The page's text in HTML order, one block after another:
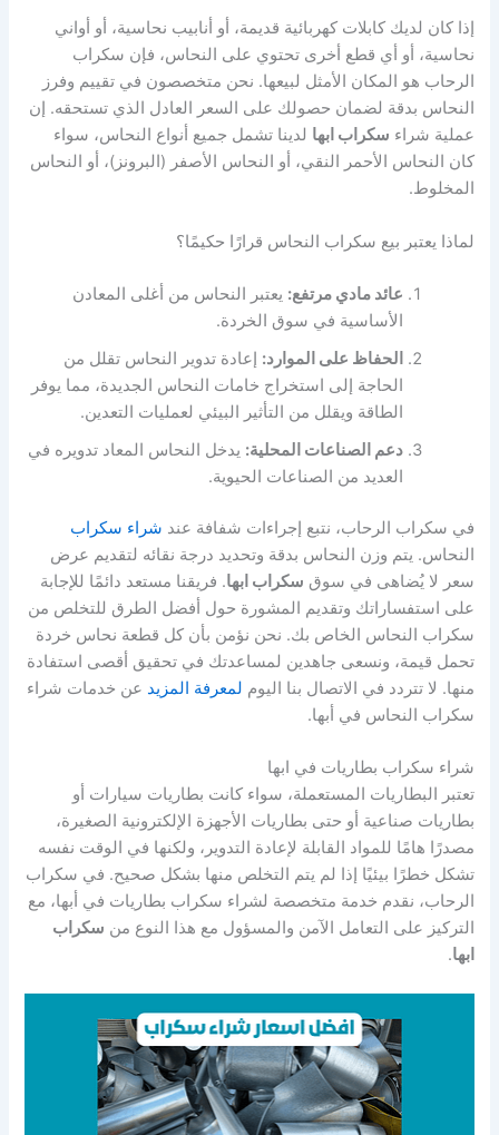
إذا كان لديك كابلات كهربائية قديمة، أو أنابيب نحاسية، أو أواني
نحاسية، أو أي قطع أخرى تحتوي على النحاس، فإن سكراب
الرحاب هو المكان الأمثل لبيعها. نحن متخصصون في تقييم وفرز
النحاس بدقة لضمان حصولك على السعر العادل الذي تستحقه. إن
عملية شراء سكراب ابها لدينا تشمل جميع أنواع النحاس، سواء
كان النحاس الأحمر النقي، أو النحاس الأصفر (البرونز)، أو النحاس
المخلوط.
لماذا يعتبر بيع سكراب النحاس قرارًا حكيمًا؟
عائد مادي مرتفع: يعتبر النحاس من أغلى المعادن
الأساسية في سوق الخردة.
الحفاظ على الموارد: إعادة تدوير النحاس تقلل من
الحاجة إلى استخراج خامات النحاس الجديدة، مما يوفر
الطاقة ويقلل من التأثير البيئي لعمليات التعدين.
دعم الصناعات المحلية: يدخل النحاس المعاد تدويره في
العديد من الصناعات الحيوية.
في سكراب الرحاب، نتبع إجراءات شفافة عند شراء سكراب
النحاس. يتم وزن النحاس بدقة وتحديد درجة نقائه لتقديم عرض
سعر لا يُضاهى في سوق سكراب ابها. فريقنا مستعد دائمًا للإجابة
على استفساراتك وتقديم المشورة حول أفضل الطرق للتخلص من
سكراب النحاس الخاص بك. نحن نؤمن بأن كل قطعة نحاس خردة
تحمل قيمة، ونسعى جاهدين لمساعدتك في تحقيق أقصى استفادة
منها. لا تتردد في الاتصال بنا اليوم لمعرفة المزيد عن خدمات شراء
سكراب النحاس في أبها.
شراء سكراب بطاريات في ابها
تعتبر البطاريات المستعملة، سواء كانت بطاريات سيارات أو
بطاريات صناعية أو حتى بطاريات الأجهزة الإلكترونية الصغيرة،
مصدرًا هامًا للمواد القابلة لإعادة التدوير، ولكنها في الوقت نفسه
تشكل خطرًا بيئيًا إذا لم يتم التخلص منها بشكل صحيح. في سكراب
الرحاب، نقدم خدمة متخصصة لشراء سكراب بطاريات في أبها، مع
التركيز على التعامل الآمن والمسؤول مع هذا النوع من سكراب
ابها.